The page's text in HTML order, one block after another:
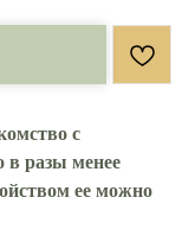
с
в разы менее
ее можно